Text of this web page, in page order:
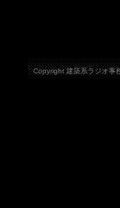
Copyright 建築系ラジオ事